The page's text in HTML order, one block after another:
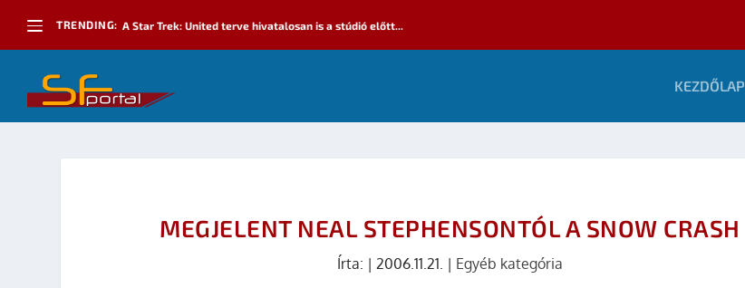
TRENDING: A Star Trek: United terve hivatalosan is a stúdió előtt...
KEZDŐLAP
MEGJELENT NEAL STEPHENSONTÓL A SNOW CRASH
Írta: |2006.11.21. | Egyéb kategória